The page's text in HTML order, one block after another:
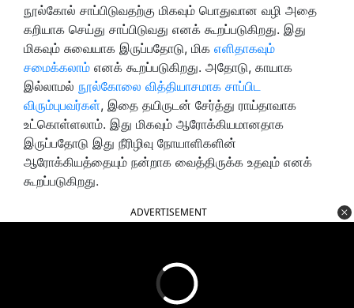
நூல்கோல் சாப்பிடுவதற்கு மிகவும் பொதுவான வழி அதை
கறியாக செய்து சாப்பிடுவது எனக் கூறப்படுகிறது. இது
மிகவும் சுவையாக இருப்பதோடு, மிக எளிதாகவும்
சமைக்கலாம் எனக் கூறப்படுகிறது. அதோடு, காயாக
இல்லாமல் நூல்கோலை வித்தியாசமாக சாப்பிட
விரும்புபவர்கள், இதை தயிருடன் சேர்த்து ராய்தாவாக
உட்கொள்ளலாம். இது மிகவும் ஆரோக்கியமானதாக
இருப்பதோடு இது நீரிழிவு நோயாளிகளின்
ஆரோக்கியத்தையும் நன்றாக வைத்திருக்க உதவும் எனக்
கூறப்படுகிறது.
ADVERTISEMENT